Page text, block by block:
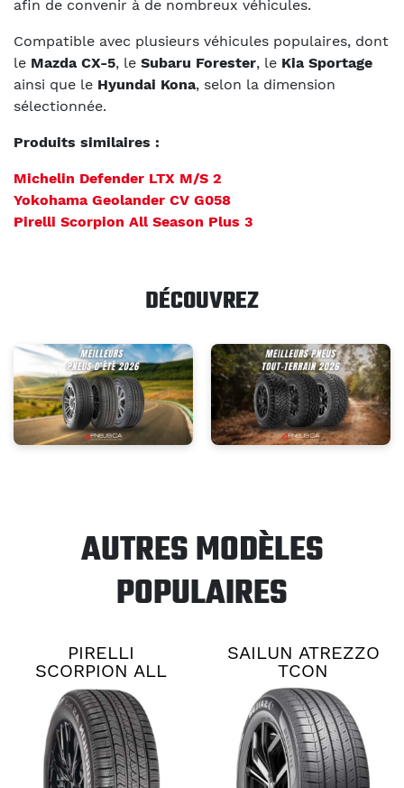
afin de convenir à de nombreux véhicules.
Compatible avec plusieurs véhicules populaires, dont
le Mazda CX-5, le Subaru Forester, le Kia Sportage
ainsi que le Hyundai Kona, selon la dimension
sélectionnée.
Produits similaires :
Michelin Defender LTX M/S 2
Yokohama Geolander CV G058
Pirelli Scorpion All Season Plus 3
DÉCOUVREZ
AUTRES MODÈLES
POPULAIRES
PIRELLI
SCORPION ALL
SEASON PLUS 3
SAILUN ATREZZO
TCON